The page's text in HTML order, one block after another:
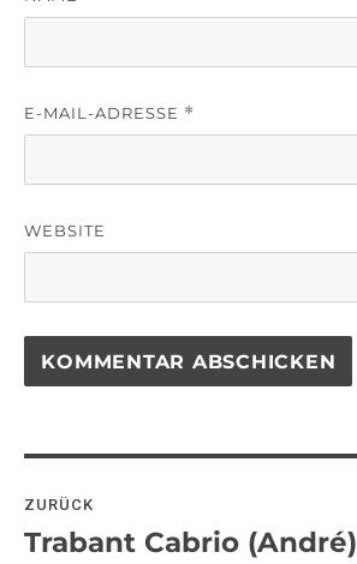
E-MAIL-ADRESSE *
WEBSITE
ZURÜCK
Vorheriger
Trabant Cabrio (André)